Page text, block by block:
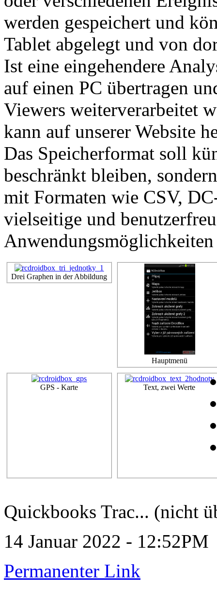
werden gespeichert und
Tablet abgelegt und von
Ist eine eingehendere
auf einen PC übertragen
Viewers weiterverarbeitet
kann auf unserer Website
Das Speicherformat soll
beschränkt bleiben,
mit Formaten wie CSV,
vielseitige und
Drei Graphen in der Abbildung
Hauptmenü
GPS - Karte Text, zwei Werte
Quickbooks Trac... (nicht
14 Januar 2022 - 12:52PM
Permanenter Link